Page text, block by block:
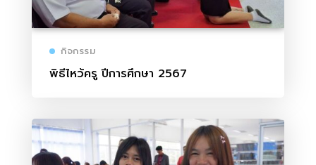
กิจกรรม
พิธีไหว้ครู ปีการศึกษา 2567